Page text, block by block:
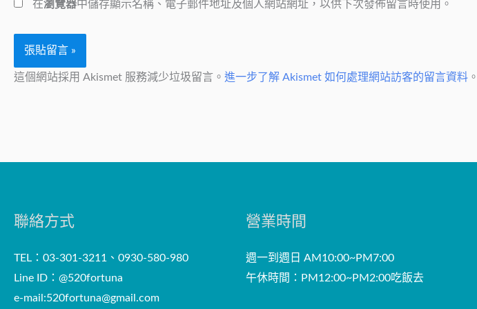
件
在瀏覽器中儲存顯示名稱、電子郵件地址及個人網站網址，以供下次發佈留言時使用。
這個網站採用 Akismet 服務減少垃圾留言。 進一步了解 Akismet 如何處理網站訪客的留言資料 。
聯絡方式
TEL：03-301-3211、0930-580-980
Line ID：@520fortuna
e-mail:520fortuna@gmail.com
營業時間
週一到週日 AM10:00~PM7:00
午休時間：PM12:00~PM2:00吃飯去